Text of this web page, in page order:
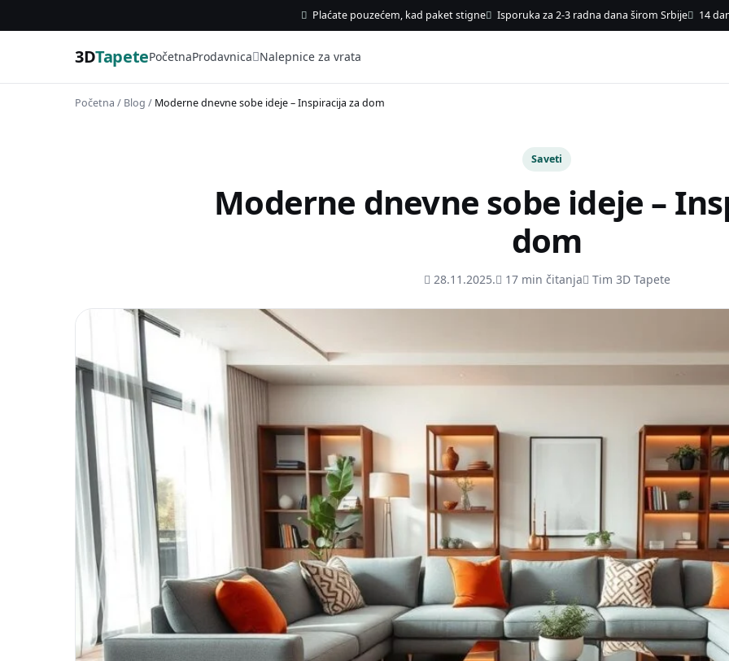
Plaćate pouzećem, kad paket stigne Isporuka za 2-3 radna dana širom Srbije 14
3DTapetePočetnaProdavnica Nalepnice za vrata
Početna / Blog / Moderne dnevne sobe ideje – Inspiracija za dom
Saveti
Moderne dnevne sobe ideje –
dom
28.11.2025. 17 min čitanja Tim 3D Tapete